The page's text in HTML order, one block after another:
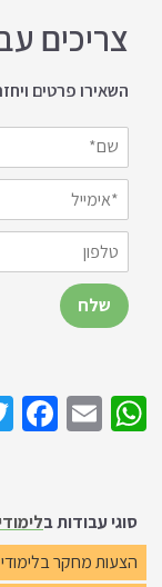
סוגי עבודות ב
הצעות מחקר
צריכים
השאירו פרטים